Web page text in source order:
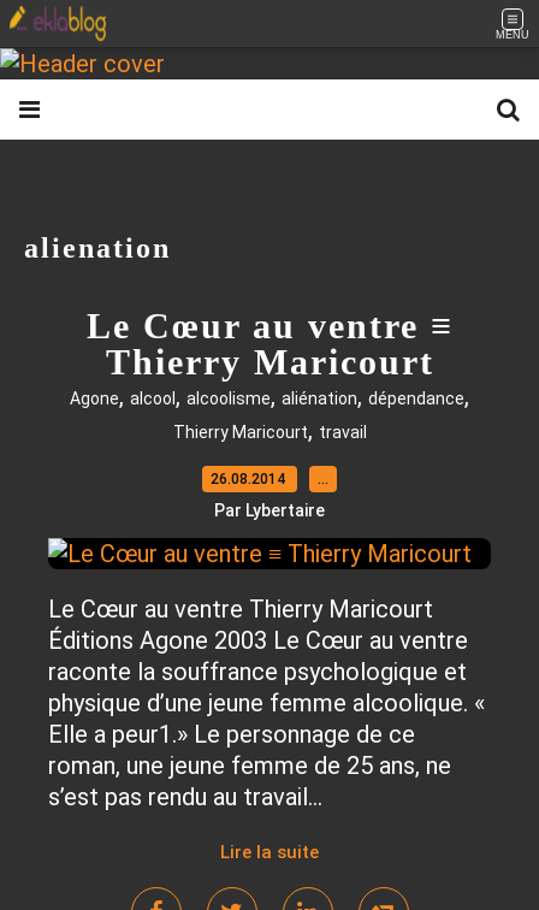
MENU
alienation
Le Cœur au ventre ≡
Thierry Maricourt
Agone, alcool , alcoolisme, aliénation, dépendance,
Thierry Maricourt, travail
26.08.2014 …
Par Lybertaire
Le Cœur au ventre Thierry Maricourt
Éditions Agone 2003 Le Cœur au ventre
raconte la souffrance psychologique et
physique d’une jeune femme alcoolique. «
Elle a peur1.» Le personnage de ce
roman, une jeune femme de 25 ans, ne
s’est pas rendu au travail...
Lire la suite